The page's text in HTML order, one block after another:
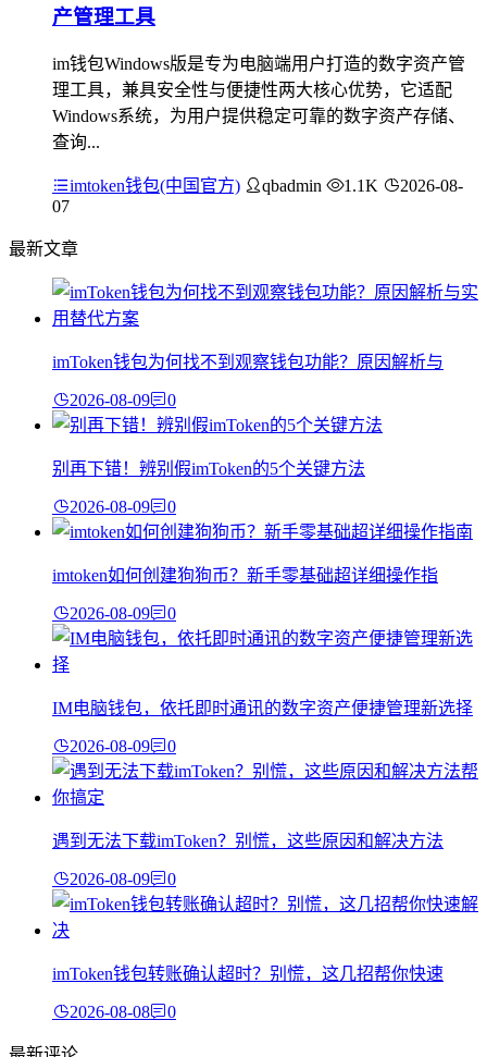
产管理工具
im钱包Windows版是专为电脑端用户打造的数字资产管
理工具，兼具安全性与便捷性两大核心优势，它适配
Windows系统，为用户提供稳定可靠的数字资产存储、
查询...
imtoken钱包(中国官方) qbadmin 1.1K
2026-08-
07
最新文章
imToken钱包为何找不到观察钱包功能？原因解析与
2026-08-09 0
别再下错！辨别假imToken的5个关键方法
2026-08-09 0
imtoken如何创建狗狗币？新手零基础超详细操作指
2026-08-09 0
IM电脑钱包，依托即时通讯的数字资产便捷管理新选择
2026-08-09 0
遇到无法下载imToken？别慌，这些原因和解决方法
2026-08-09 0
imToken钱包转账确认超时？别慌，这几招帮你快速
2026-08-08 0